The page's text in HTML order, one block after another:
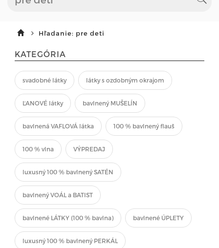
Hľadanie: pre deti
KATEGÓRIA
svadobné látky látky s ozdobným okrajom
ĽANOVÉ látky bavlnený MUŠELÍN
bavlnená VAFLOVÁ látka 100 % bavlnený flauš
100 % vlna VÝPREDAJ
luxusný 100 % bavlnený SATÉN
bavlnený VOÁL a BATIST
bavlnené LÁTKY (100 % bavlna) bavlnené ÚPLETY
luxusný 100 % bavlnený PERKÁL